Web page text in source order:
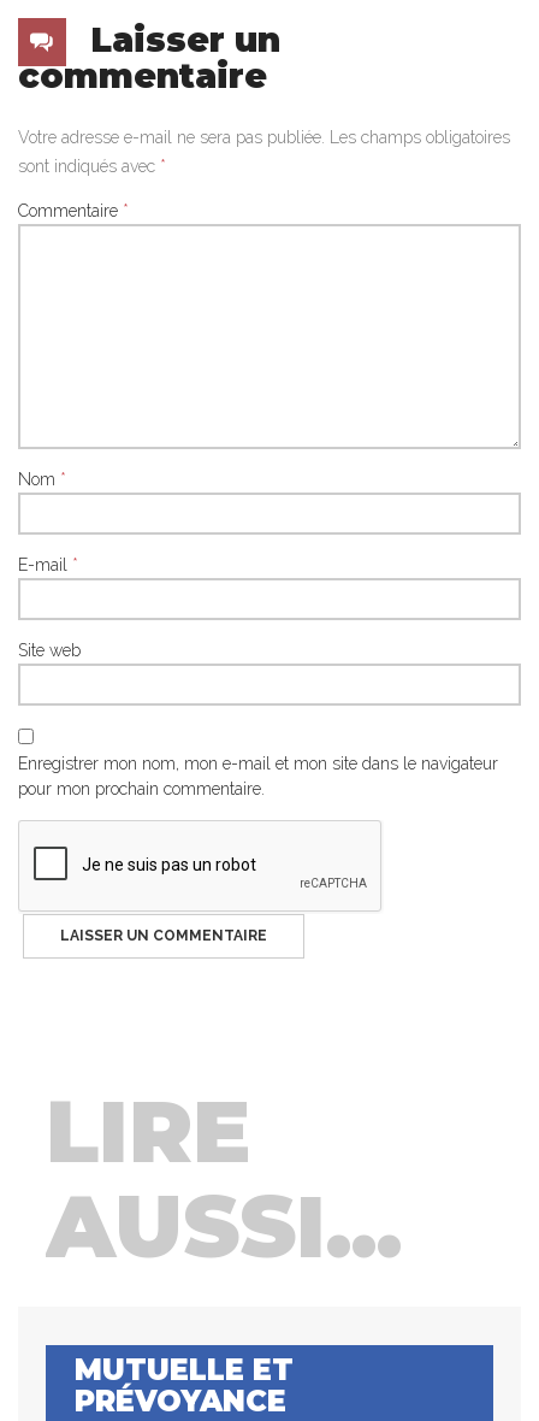
Laisser un
commentaire
Votre adresse e-mail ne sera pas publiée.
Les champs obligatoires
sont indiqués avec *
Commentaire *
Nom *
E-mail *
Site web
Enregistrer mon nom, mon e-mail et mon site dans le navigateur
pour mon prochain commentaire.
LIRE
AUSSI...
MUTUELLE ET
PRÉVOYANCE